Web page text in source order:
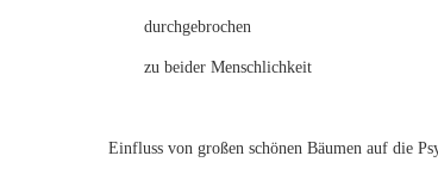
durchgebrochen
zu beider Menschlichkeit
Einfluss von großen schönen Bäumen auf die